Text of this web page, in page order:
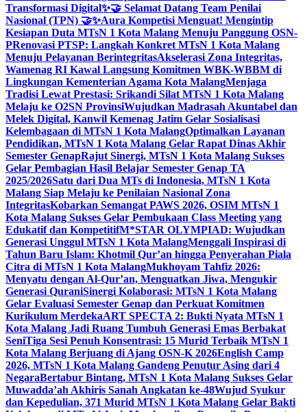
Transformasi Digital✨🤝 Selamat Datang Team Penilai
Nasional (TPN) 🤝✨Aura Kompetisi Menguat! Mengintip
Kesiapan Duta MTsN 1 Kota Malang Menuju Panggung OSN-
PRenovasi PTSP: Langkah Konkret MTsN 1 Kota Malang
Menuju Pelayanan BerintegritasAkselerasi Zona Integritas,
Wamenag RI Kawal Langsung Komitmen WBK-WBBM di
Lingkungan Kementerian Agama Kota MalangMenjaga
Tradisi Lewat Prestasi: Srikandi Silat MTsN 1 Kota Malang
Melaju ke O2SN ProvinsiWujudkan Madrasah Akuntabel dan
Melek Digital, Kanwil Kemenag Jatim Gelar Sosialisasi
Kelembagaan di MTsN 1 Kota MalangOptimalkan Layanan
Pendidikan, MTsN 1 Kota Malang Gelar Rapat Dinas Akhir
Semester GenapRajut Sinergi, MTsN 1 Kota Malang Sukses
Gelar Pembagian Hasil Belajar Semester Genap TA
2025/2026Satu dari Dua MTs di Indonesia, MTsN 1 Kota
Malang Siap Melaju ke Penilaian Nasional Zona
IntegritasKobarkan Semangat PAWS 2026, OSIM MTsN 1
Kota Malang Sukses Gelar Pembukaan Class Meeting yang
Edukatif dan KompetitifM*STAR OLYMPIAD: Wujudkan
Generasi Unggul MTsN 1 Kota MalangMenggali Inspirasi di
Tahun Baru Islam: Khotmil Qur’an hingga Penyerahan Piala
Citra di MTsN 1 Kota MalangMukhoyam Tahfiz 2026:
Menyatu dengan Al-Qur’an, Menguatkan Jiwa, Mengukir
Generasi QuraniSinergi Kolaborasi: MTsN 1 Kota Malang
Gelar Evaluasi Semester Genap dan Perkuat Komitmen
Kurikulum MerdekaART SPECTA 2: Bukti Nyata MTsN 1
Kota Malang Jadi Ruang Tumbuh Generasi Emas Berbakat
SeniTiga Sesi Penuh Konsentrasi: 15 Murid Terbaik MTsN 1
Kota Malang Berjuang di Ajang OSN-K 2026English Camp
2026, MTsN 1 Kota Malang Gandeng Penutur Asing dari 4
NegaraBertabur Bintang, MTsN 1 Kota Malang Sukses Gelar
Muwadda’ah Akhiris Sanah Angkatan ke-48Wujud Syukur
dan Kepedulian, 371 Murid MTsN 1 Kota Malang Gelar Bakti